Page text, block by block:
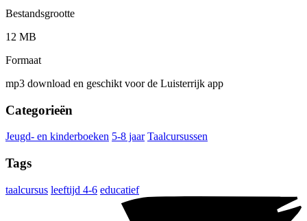
Bestandsgrootte
12 MB
Formaat
mp3 download en geschikt voor de Luisterrijk app
Categorieën
Jeugd- en kinderboeken 5-8 jaar Taalcursussen
Tags
taalcursus leeftijd 4-6 educatief